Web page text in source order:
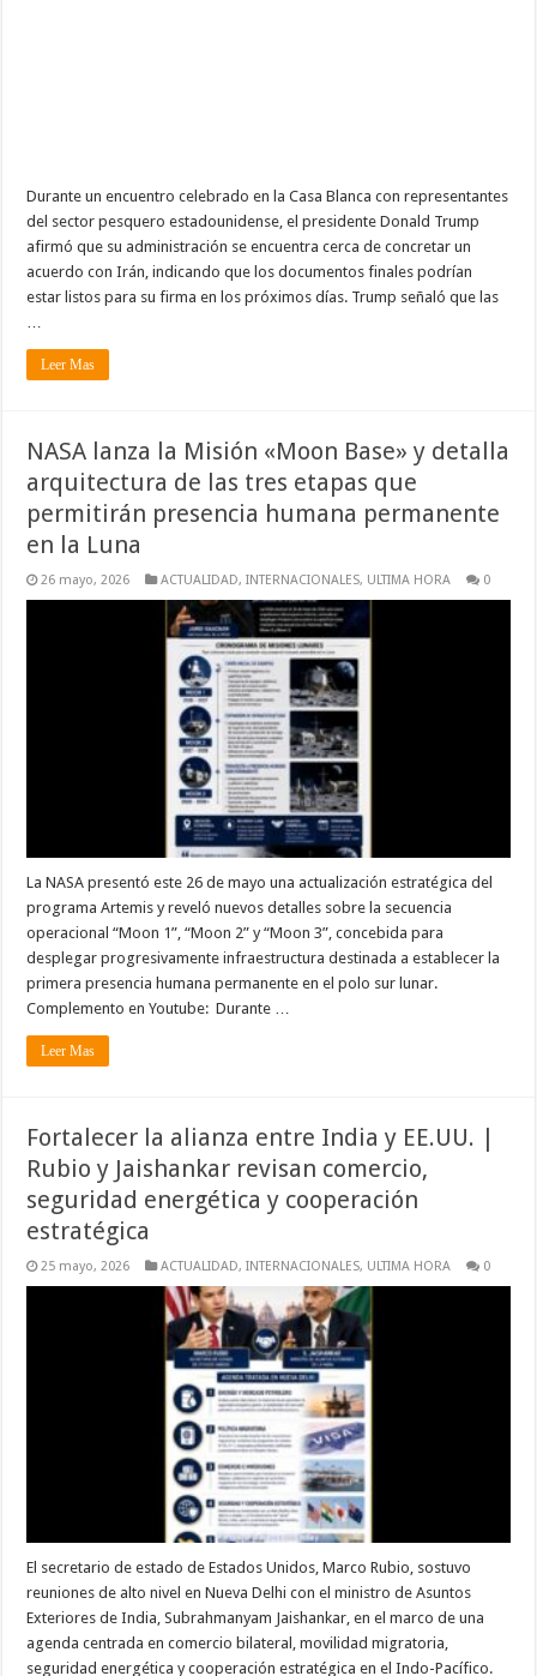
Durante un encuentro celebrado en la Casa Blanca con representantes
del sector pesquero estadounidense, el presidente Donald Trump
afirmó que su administración se encuentra cerca de concretar un
acuerdo con Irán, indicando que los documentos finales podrían
estar listos para su firma en los próximos días. Trump señaló que las
Leer Mas
NASA lanza la Misión «Moon Base» y detalla
arquitectura de las tres etapas que
permitirán presencia humana permanente
en la Luna
26 mayo, 2026 ACTUALIDAD,INTERNACIONALES, ULTIMA HORA 0
La NASA presentó este 26 de mayo una actualización estratégica del
programa Artemis y reveló nuevos detalles sobre la secuencia
operacional “Moon 1”, “Moon 2” y “Moon 3”, concebida para
desplegar progresivamente infraestructura destinada a establecer la
primera presencia humana permanente en el polo sur lunar.
Complemento en Youtube: Durante …
Leer Mas
Fortalecer la alianza entre India y EE.UU. |
Rubio y Jaishankar revisan comercio,
seguridad energética y cooperación
estratégica
25 mayo, 2026 ACTUALIDAD,INTERNACIONALES, ULTIMA HORA 0
El secretario de estado de Estados Unidos, Marco Rubio, sostuvo
reuniones de alto nivel en Nueva Delhi con el ministro de Asuntos
Exteriores de India, Subrahmanyam Jaishankar, en el marco de una
agenda centrada en comercio bilateral, movilidad migratoria,
seguridad energética y cooperación estratégica en el Indo-Pacífico.